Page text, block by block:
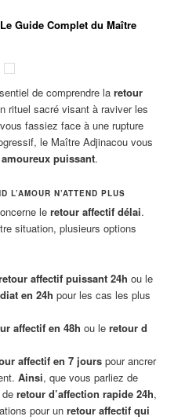
Guide Complet du Maître
de comprendre laretour
rituel sacré visant à raviver les
fassiez face à une rupture
le Maître Adjinacou vous
puissant.
L’AMOUR N’ATTEND PLUS
leretour affectif délai.
situation, plusieurs options
affectif puissant 24h ou le
en 24h pour les cas les plus
affectif en 48h ou le retour d
affectif en 7 jourspour ancrer
Ainsi, que vous parliez de
retour d’affection rapide 24h,
pour un retour affectif qui